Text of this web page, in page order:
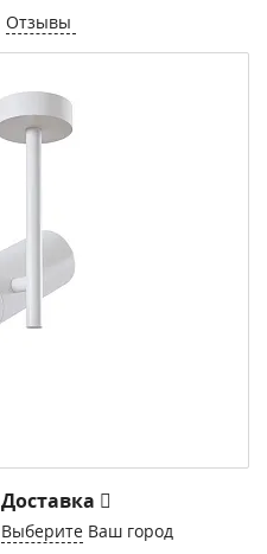
Отзывы
Доставка
Выберите Ваш город